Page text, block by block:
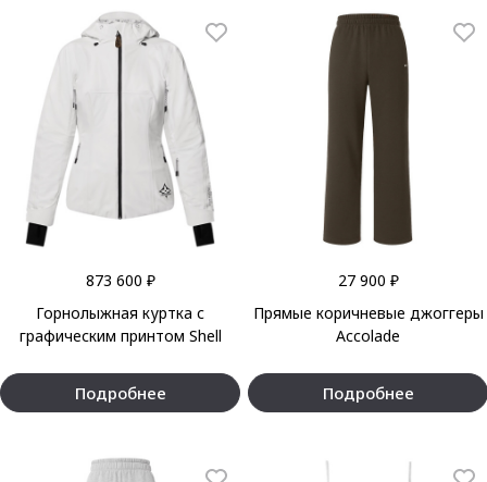
873 600 ₽
Горнолыжная куртка с
графическим принтом Shell
Подробнее
27 900 ₽
Прямые коричневые джоггеры
Accolade
Подробнее